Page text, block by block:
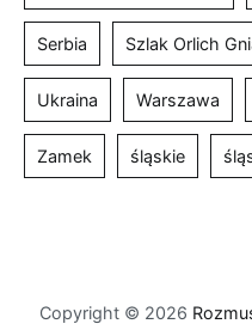
Serbia Szlak Orlich
Ukraina Warszawa
Zamek śląskie
Copyright © 2026